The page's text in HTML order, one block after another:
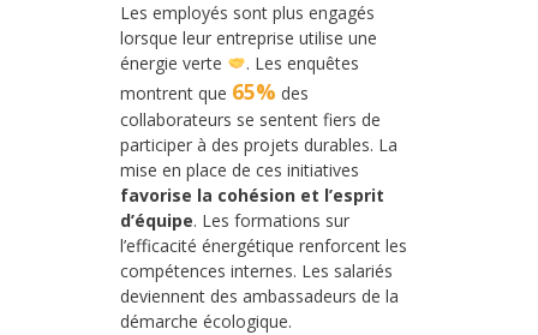
Les employés sont plus engagés
lorsque leur entreprise utilise une
énergie verte
. Les enquêtes
montrent que 65% des
collaborateurs se sentent fiers de
participer à des projets durables. La
mise en place de ces initiatives
favorise la cohésion et l’esprit
d’équipe. Les formations sur
l’efficacité énergétique renforcent les
compétences internes. Les salariés
deviennent des ambassadeurs de la
démarche écologique.